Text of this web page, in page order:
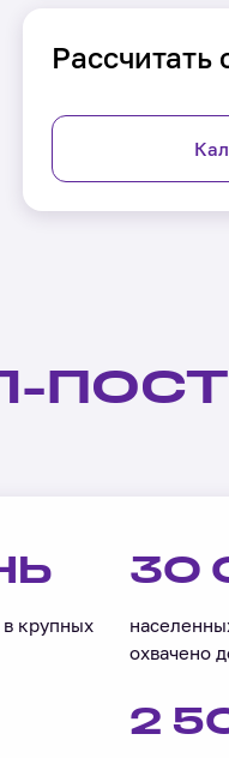
Рассчитать
ПОСТ
в крупных
30
охвачено
2